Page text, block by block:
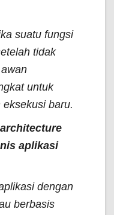
suatu fungsi
tidak
untuk
baru.
aplikasi
dengan
berbasis